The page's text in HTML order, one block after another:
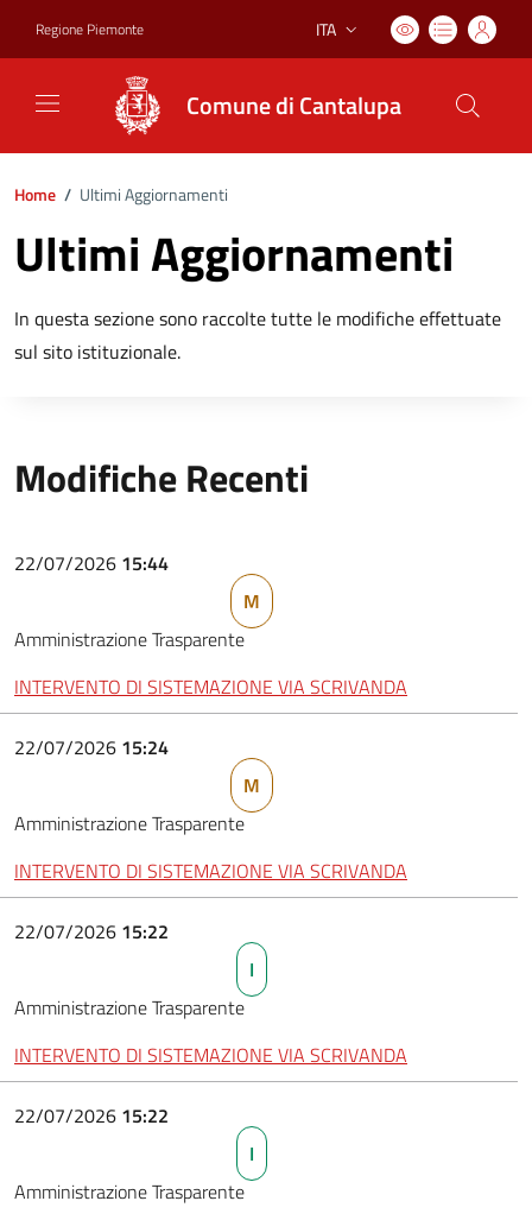
Regione Piemonte Lingua attiva:
ITA
Comune di Cantalupa
Home / Ultimi Aggiornamenti
Ultimi Aggiornamenti
In questa sezione sono raccolte tutte le modifiche effettuate
sul sito istituzionale.
Modifiche Recenti
22/07/2026 15:44
M
Amministrazione Trasparente
INTERVENTO DI SISTEMAZIONE VIA SCRIVANDA
22/07/2026 15:24
M
Amministrazione Trasparente
INTERVENTO DI SISTEMAZIONE VIA SCRIVANDA
22/07/2026 15:22
I
Amministrazione Trasparente
INTERVENTO DI SISTEMAZIONE VIA SCRIVANDA
22/07/2026 15:22
I
Amministrazione Trasparente